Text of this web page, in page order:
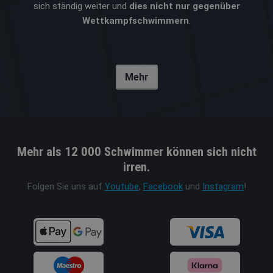
sich ständig weiter und dies nicht nur gegenüber
Wettkampfschwimmern
Mehr
Mehr als 12 000 Schwimmer können sich nicht
irren.
Folgen Sie uns auf Youtube, Facebookund Instagram!